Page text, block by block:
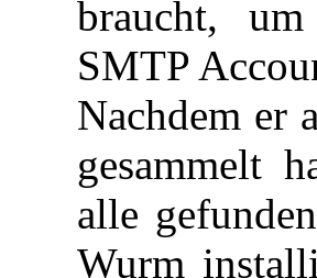
braucht,
SMTP
Nachdem er
gesammelt
alle
Wurm